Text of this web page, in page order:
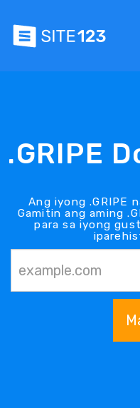
.GRIPE
Ang iyong .GRIPE
Gamitin ang aming
para sa iyong